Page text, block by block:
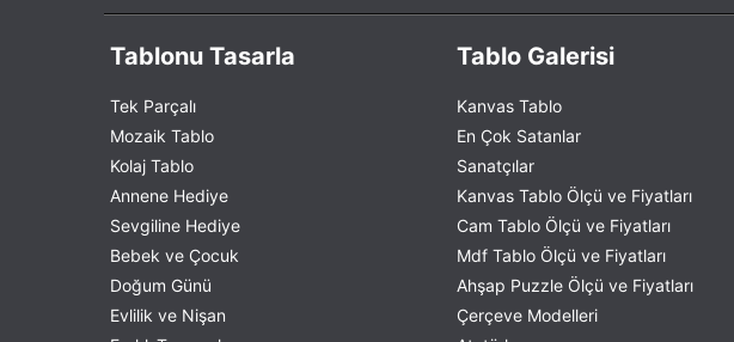
Tablonu Tasarla
Tek Parçalı
Mozaik Tablo
Kolaj Tablo
Annene Hediye
Sevgiline Hediye
Bebek ve Çocuk
Doğum Günü
Evlilik ve Nişan
Tablo Galerisi
Kanvas Tablo
En Çok Satanlar
Sanatçılar
Kanvas Tablo Ölçü ve Fiyatları
Cam Tablo Ölçü ve Fiyatları
Mdf Tablo Ölçü ve Fiyatları
Ahşap Puzzle Ölçü ve Fiyatları
Çerçeve Modelleri